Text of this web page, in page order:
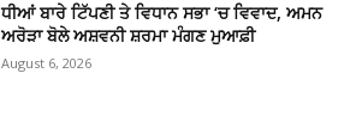
ਧੀਆਂ ਬਾਰੇ ਟਿੱਪਣੀ ਤੇ ਵਿਧਾਨ ਸਭਾ ‘ਚ ਵਿਵਾਦ, ਅਮਨ
ਅਰੋੜਾ ਬੋਲੇ ਅਸ਼ਵਨੀ ਸ਼ਰਮਾ ਮੰਗਣ ਮੁਆਫ਼ੀ
August 6, 2026